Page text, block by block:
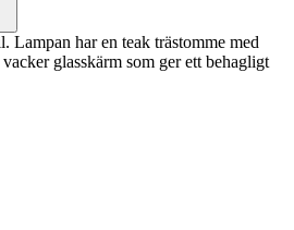
Lampan har en teak trästomme med
glasskärm som ger ett behagligt